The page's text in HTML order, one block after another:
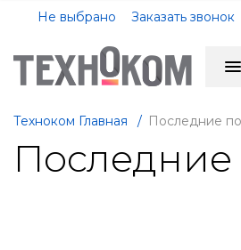
Не выбрано Заказать звонок
Техноком Главная / Последние
Последние